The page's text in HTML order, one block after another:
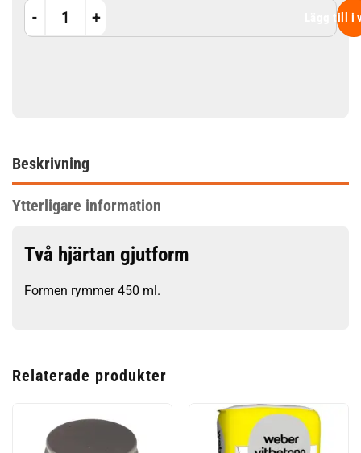
Två hjärtan gjutform mängd
Lägg till i
Beskrivning
Ytterligare information
Två hjärtan gjutform
Formen rymmer 450 ml.
Relaterade produkter